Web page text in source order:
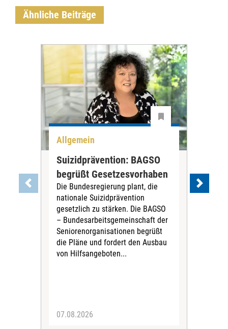
Ähnliche Beiträge
Allgemein
Suizidprävention: BAGSO
begrüßt Gesetzesvorhaben
Die Bundesregierung plant, die
nationale Suizidprävention
gesetzlich zu stärken. Die BAGSO
– Bundesarbeitsgemeinschaft der
Seniorenorganisationen begrüßt
die Pläne und fordert den Ausbau
von Hilfsangeboten...
07.08.2026